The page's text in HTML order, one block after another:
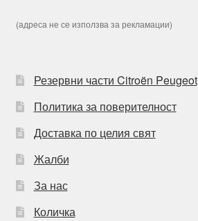
(адреса не се използва за рекламации)
Резервни части Citroën Peugeot
Политика за поверителност
Доставка по целия свят
Жалби
За нас
Количка